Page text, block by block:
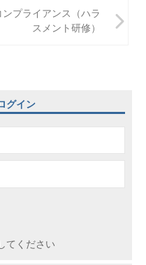
プライアンス（ハラ
スメント研修）
グイン
てください